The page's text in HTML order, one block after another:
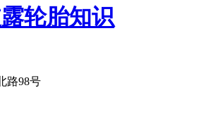
轮胎知识
路98号